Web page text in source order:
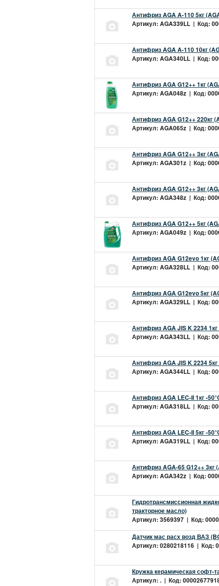
Антифриз AGA A-110 5кг
Артикул: AGA339LL | Код:
Антифриз AGA A-110 10кг
Артикул: AGA340LL | Код:
Антифриз AGA G12++ 1кг
Артикул: AGA048z | Код:
Антифриз AGA G12++ 220кг
Артикул: AGA065z | Код:
Антифриз AGA G12++ 3кг
Артикул: AGA301z | Код:
Антифриз AGA G12++ 3кг
Артикул: AGA348z | Код:
Антифриз AGA G12++ 5кг
Артикул: AGA049z | Код:
Антифриз AGA G12evo 1кг
Артикул: AGA328LL | Код:
Антифриз AGA G12evo 5кг
Артикул: AGA329LL | Код:
Антифриз AGA JIS K 2234
Артикул: AGA343LL | Код:
Антифриз AGA JIS K 2234
Артикул: AGA344LL | Код:
Антифриз AGA LEC-II 1кг -
Артикул: AGA318LL | Код:
Антифриз AGA LEC-II 5кг -
Артикул: AGA319LL | Код:
Антифриз AGA-65 G12++ 3кг
Артикул: AGA342z | Код:
Гидротрансмиссионная
тракторное масло)
Артикул: 3569397 | Код:
Датчик мас расх возд ВАЗ
Артикул: 0280218116 | Код:
Кружка керамическая софт-
Артикул: . | Код: